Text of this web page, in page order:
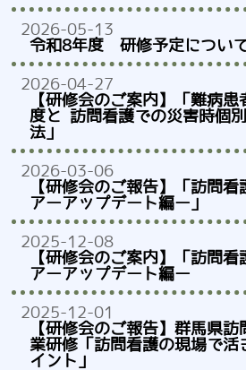
2026-05-13
令和8年度 研修予定につい
2026-04-27
【研修会のご案内】「難病患
度と 訪問看護での災害時個
法」
2026-03-06
【研修会のご報告】「訪問
アーアップデート編ー」
2025-12-08
【研修会のご案内】「訪問
アーアップデート編ー
2025-12-01
【研修会のご報告】群馬県
業研修「訪問看護の現場で活
イント」